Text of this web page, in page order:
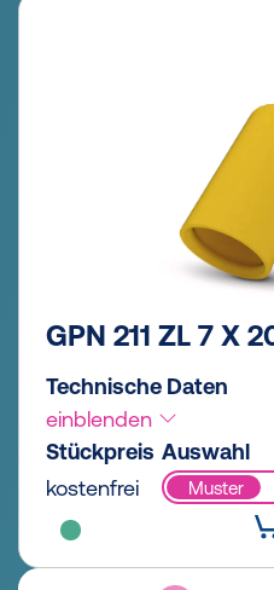
GPN 211 ZL 7 X
Technische Daten
einblenden
Stückpreis
kostenfrei
Auswahl
Muster